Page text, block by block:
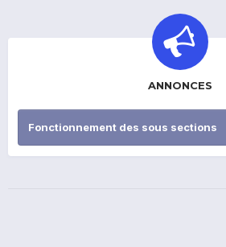
ANNONCES
Fonctionnement des sous sections